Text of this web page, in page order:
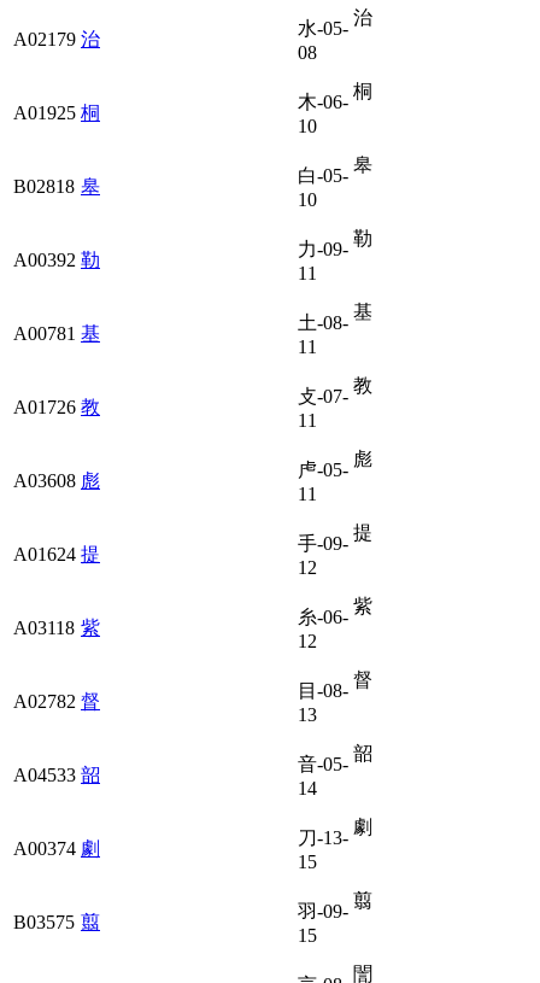
A02179 治
水-05-
08
治
A01925 桐
木-06-
10
桐
B02818 皋
白-05-
10
皋
A00392 勒
力-09-
11
勒
A00781 基
土-08-
11
基
A01726 教
攴-07-
11
教
A03608 彪
虍-05-
11
彪
A01624 提
手-09-
12
提
A03118 紫
糸-06-
12
紫
A02782 督
目-08-
13
督
A04533 韶
音-05-
14
韶
A00374 劇
刀-13-
15
劇
B03575 翦
羽-09-
15
翦
誾